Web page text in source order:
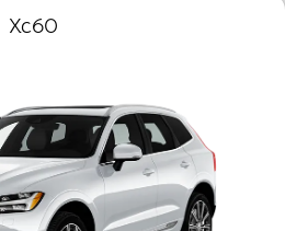
Xc60